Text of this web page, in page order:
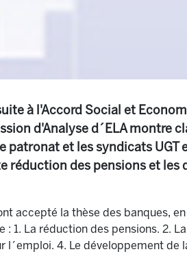
à l'Accord Social et
d'Analyse d´ELA montre
patronat et les syndicats
réduction des pensions et
accepté la thèse des banques,
: 1. La réduction des pensions. 2.
l´emploi. 4. Le développement de